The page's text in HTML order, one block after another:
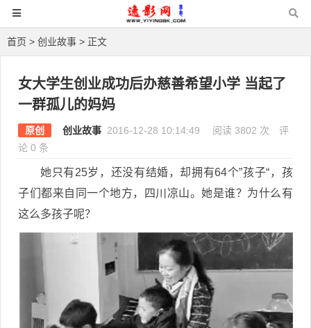
首页 > 创业故事 > 正文
女大学生创业成功后办慈善希望小学 当起了
一群孤儿的妈妈
原创 创业故事 2016-12-28 10:14:49 阅读 3802 次
评
论 0 条
她只有25岁，还没有结婚，却拥有64个”孩子“，孩
子们都来自同一个地方，四川凉山。她是谁？为什么有
这么多孩子呢？